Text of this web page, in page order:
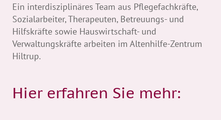
Ein interdisziplinäres Team aus Pflegefachkräfte,
Sozialarbeiter, Therapeuten, Betreuungs- und
Hilfskräfte sowie Hauswirtschaft- und
Verwaltungskräfte arbeiten im Altenhilfe-Zentrum
Hiltrup.
Hier erfahren Sie mehr: